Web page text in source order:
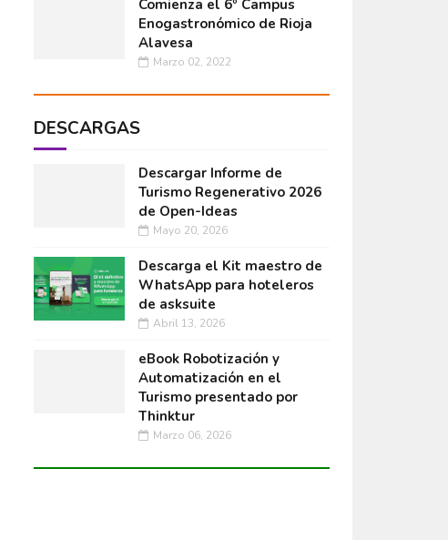
Comienza el 6º Campus
Enogastronómico de Rioja
Alavesa
Marzo 02, 2022
DESCARGAS
Descargar Informe de
Turismo Regenerativo 2026
de Open-Ideas
Mayo 20, 2026
Descarga el Kit maestro de
WhatsApp para hoteleros
de asksuite
Abril 13, 2026
eBook Robotización y
Automatización en el
Turismo presentado por
Thinktur
Marzo 06, 2026